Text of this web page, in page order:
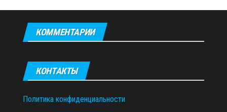
КОММЕНТАРИИ
КОНТАКТЫ
Политика конфиденциальности